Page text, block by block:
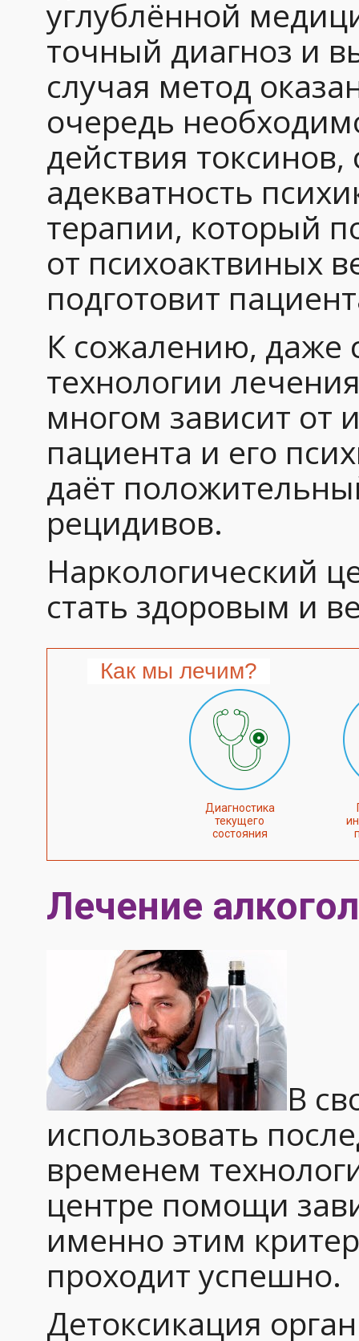
углублённой
точный диагноз и
случая метод
очередь
действия
адекватность
терапии, который
от психоактвиных
подготовит
К сожалению, даже
технологии
многом зависит от
пациента и его
даёт
рецидивов.
Наркологический
стать здоровым и
Как мы лечим?
Диагностика
текущего
состояния
Лечение
В
использовать
временем
центре помощи
именно этим
проходит успешно.
Детоксикация